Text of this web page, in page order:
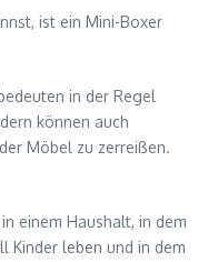
ist ein Mini-Boxer
in der Regel
können auch
Möbel zu zerreißen.
einem Haushalt, in dem
Kinder leben und in dem